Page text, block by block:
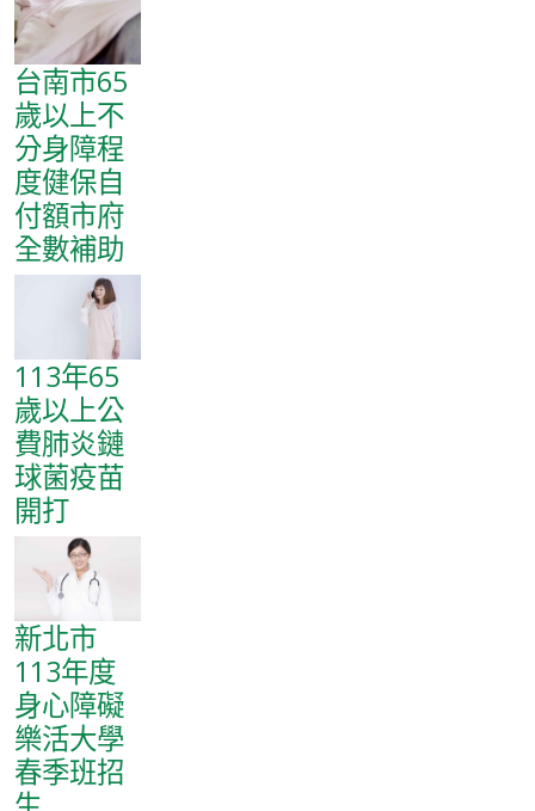
台南市65
歲以上不
分身障程
度健保自
付額市府
全數補助
113年65
歲以上公
費肺炎鏈
球菌疫苗
開打
新北市
113年度
身心障礙
樂活大學
春季班招